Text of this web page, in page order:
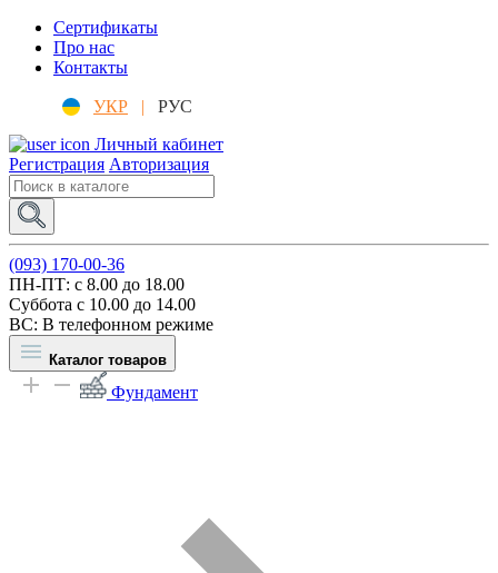
Сертификаты
Про нас
Контакты
УКР |
РУС
Личный кабинет
Регистрация Авторизация
(093) 170-00-36
ПН-ПТ: c 8.00 до 18.00
Суббота с 10.00 до 14.00
ВС: В телефонном режиме
Каталог товаров
Фундамент